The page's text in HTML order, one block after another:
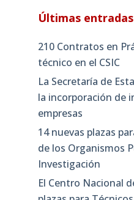
Últimas entradas
210 Contratos en
técnico en el CSIC
La Secretaría de
la incorporación de
empresas
14 nuevas plazas
de los Organismos
Investigación
El Centro Nacional